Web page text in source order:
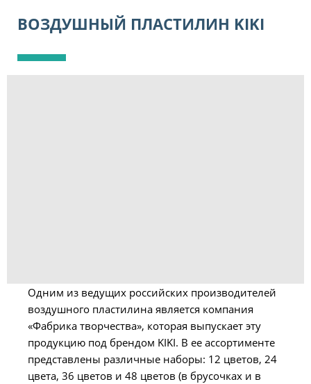
ВОЗДУШНЫЙ ПЛАСТИЛИН KIKI
Одним из ведущих российских производителей
воздушного пластилина является компания
«Фабрика творчества», которая выпускает эту
продукцию под брендом KIKI. В ее ассортименте
представлены различные наборы: 12 цветов, 24
цвета, 36 цветов и 48 цветов (в брусочках и в